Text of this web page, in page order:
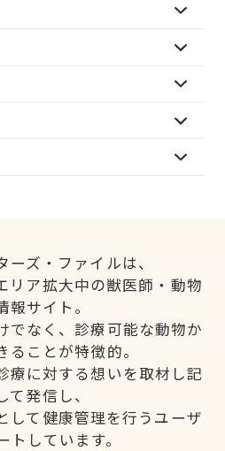
ズ・ファイルは、
リア拡大中の獣医師・動物
報サイト。
でなく、診療可能な動物か
ることが特徴的。
療に対する想いを取材し記
て発信し、
して健康管理を行うユーザ
トしています。